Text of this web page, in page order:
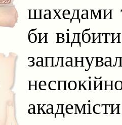
шахедами
би